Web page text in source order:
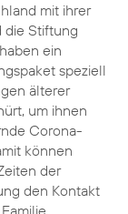
mit ihrer
Stiftung
ein
speziell
älterer
um ihnen
Corona-
können
der
den Kontakt